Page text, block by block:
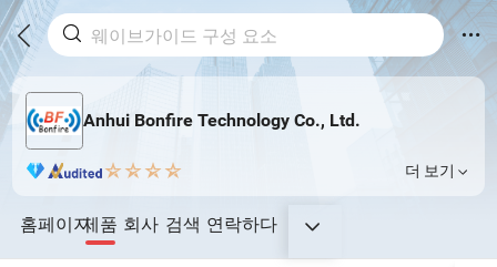
Anhui Bonfire Technology Co., Ltd.
더 보기
홈페이지제품 회사 검색 연락하다